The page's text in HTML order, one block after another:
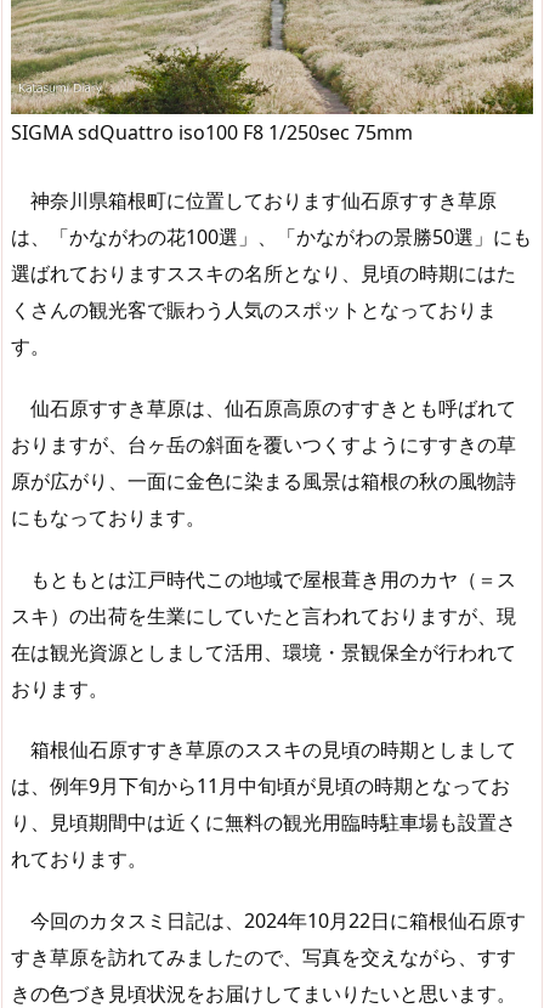
SIGMA sdQuattro iso100 F8 1/250sec 75mm
神奈川県箱根町に位置しております仙石原すすき草原
は、「かながわの花100選」、「かながわの景勝50選」にも
選ばれておりますススキの名所となり、見頃の時期にはた
くさんの観光客で賑わう人気のスポットとなっておりま
す。
仙石原すすき草原は、仙石原高原のすすきとも呼ばれて
おりますが、台ヶ岳の斜面を覆いつくすようにすすきの草
原が広がり、一面に金色に染まる風景は箱根の秋の風物詩
にもなっております。
もともとは江戸時代この地域で屋根葺き用のカヤ（＝ス
スキ）の出荷を生業にしていたと言われておりますが、現
在は観光資源としまして活用、環境・景観保全が行われて
おります。
箱根仙石原すすき草原のススキの見頃の時期としまして
は、例年9月下旬から11月中旬頃が見頃の時期となってお
り、見頃期間中は近くに無料の観光用臨時駐車場も設置さ
れております。
今回のカタスミ日記は、2024年10月22日に箱根仙石原す
すき草原を訪れてみましたので、写真を交えながら、すす
きの色づき見頃状況をお届けしてまいりたいと思います。